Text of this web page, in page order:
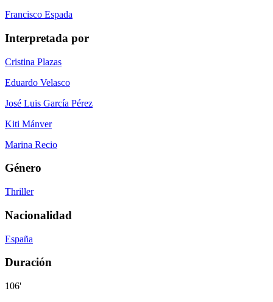
Francisco Espada
Interpretada por
Cristina Plazas
Eduardo Velasco
José Luis García Pérez
Kiti Mánver
Marina Recio
Género
Thriller
Nacionalidad
España
Duración
106'